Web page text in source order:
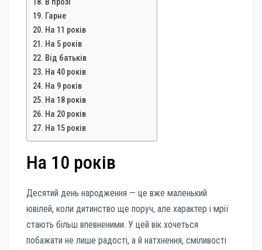
В прозі
Гарне
На 11 років
На 5 років
Від батьків
На 40 років
На 9 років
На 18 років
На 20 років
На 15 років
На 10 років
Десятий день народження — це вже маленький
ювілей, коли дитинство ще поруч, але характер і мрії
стають більш впевненими. У цей вік хочеться
побажати не лише радості, а й натхнення, сміливості